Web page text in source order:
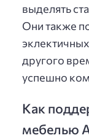
выделять
Они также
другого
успешно
Как
мебелью